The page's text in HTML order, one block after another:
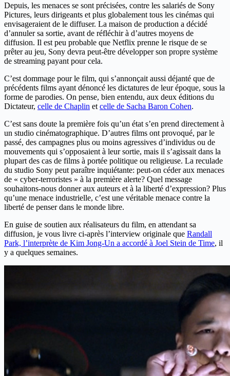
Depuis, les menaces se sont précisées, contre les salariés de Sony
Pictures, leurs dirigeants et plus globalement tous les cinémas qui
envisageraient de le diffuser. La maison de production a décidé
d’annuler sa sortie, avant de réfléchir à d’autres moyens de
diffusion. Il est peu probable que Netflix prenne le risque de se
prêter au jeu, Sony devra peut-être développer son propre système
de streaming payant pour cela.
C’est dommage pour le film, qui s’annonçait aussi déjanté que de
précédents films ayant dénoncé les dictatures de leur époque, sous la
forme de parodies. On pense, bien entendu, aux deux éditions du
Dictateur, celle de Chaplin et celle de Sacha Baron Cohen.
C’est sans doute la première fois qu’un état s’en prend directement à
un studio cinématographique. D’autres films ont provoqué, par le
passé, des campagnes plus ou moins agressives d’individus ou de
mouvements qui s’opposaient à leur sortie, mais il s’agissait dans la
plupart des cas de films à portée politique ou religieuse. La reculade
du studio Sony peut paraître inquiétante: peut-on céder aux menaces
de « cyber-terroristes » à la première alerte? Quel message
souhaitons-nous donner aux auteurs et à la liberté d’expression? Plus
qu’une menace industrielle, c’est une véritable menace contre la
liberté de penser dans le monde libre.
En guise de soutien aux réalisateurs du film, en attendant sa
diffusion, je vous livre ci-après l’interview originale que Randall
Park, l’interprète de Kim Jong-Un a accordé à Joel Stein de Time, il
y a quelques semaines.